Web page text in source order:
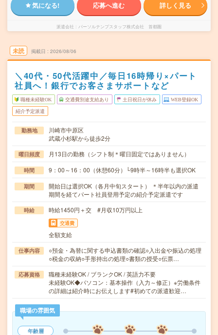
気になる! 応募へ進む 詳しく見る
派遣会社 パーソルテンプスタッフ株式会社 首都圏
未読 掲載日 2026/08/06
＼40代・50代活躍中／毎日16時帰り×パート
社員へ！銀行でお客さまサポートなど
職種未経験OK 交通費別途支給あり 土日祝日が休み WEB登録OK
紹介予定派遣
勤務地
川崎市中原区
武蔵小杉駅から徒歩2分
曜日頻度 月13日の勤務（シフト制＊曜日固定ではありません）
時間 9：00～16：00（休憩60分）└9時半～16時半も選択OK
期間
開始日は選択OK（各月中旬スタート） ＊半年以内の派遣
期間を経てパート社員登用予定の紹介予定派遣です
時給 時給1450円＋交 #月収10万円以上
交通費
全額支給
仕事内容
○預金・為替に関する申込書類の確認○入出金や振込の処理
○税金の収納○手形持出の処理○書類の授受○伝票…
応募資格
職種未経験OK / ブランクOK / 英語力不要
未経験OK◆パソコン：基本操作（入力～修正）※労働条件
の詳細は紹介時にお伝えします#初めての派遣歓迎…
職場の雰囲気
年齢層